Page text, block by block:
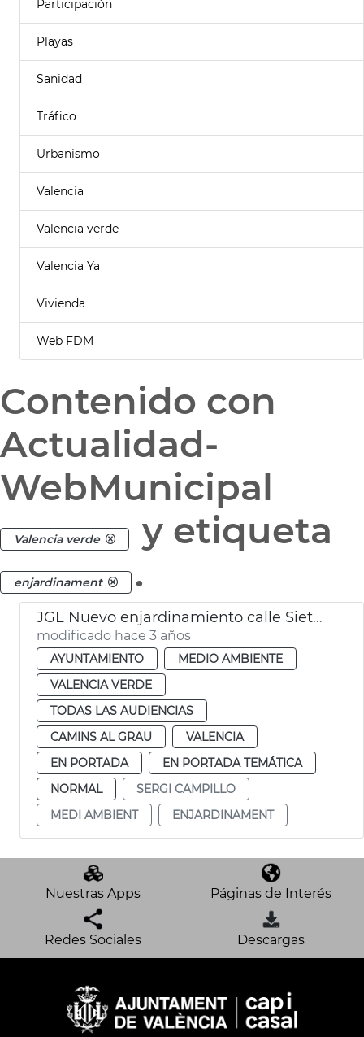
Participación
Playas
Sanidad
Tráfico
Urbanismo
Valencia
Valencia verde
Valencia Ya
Vivienda
Web FDM
Contenido con
Actualidad-
WebMunicipal
Valencia verde y etiqueta
enjardinament .
JGL Nuevo enjardinamiento calle Siete Aguas
modificado hace 3 años
AYUNTAMIENTO
MEDIO AMBIENTE
VALENCIA VERDE
TODAS LAS AUDIENCIAS
CAMINS AL GRAU
VALENCIA
EN PORTADA
EN PORTADA TEMÁTICA
NORMAL
SERGI CAMPILLO
MEDI AMBIENT
ENJARDINAMENT
Nuestras Apps Páginas de Interés
Redes Sociales Descargas